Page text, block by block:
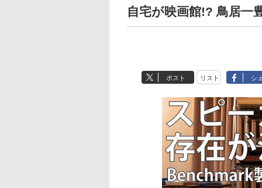
自宅が映画館!? 鳥居一
ポスト リスト シ